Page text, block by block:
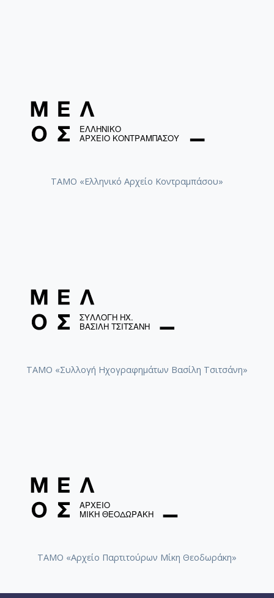
ΤΑΜΟ «Ελληνικό Αρχείο Κοντραμπάσου»
ΤΑΜΟ «Συλλογή Ηχογραφημάτων Βασίλη Τσιτσάνη»
ΤΑΜΟ «Αρχείο Παρτιτούρων Μίκη Θεοδωράκη»